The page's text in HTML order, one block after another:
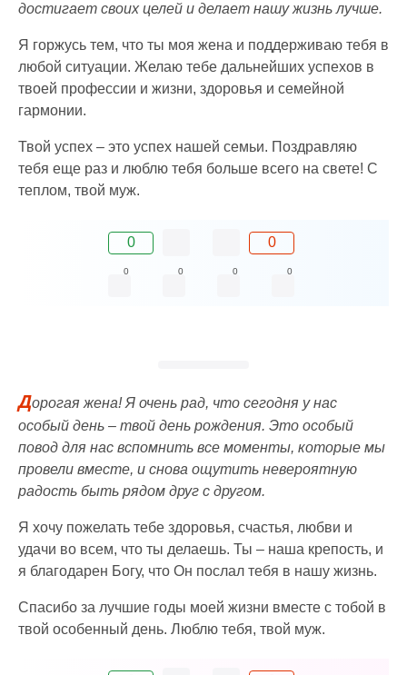
достигает своих целей и делает нашу жизнь лучше.
Я горжусь тем, что ты моя жена и поддерживаю тебя в
любой ситуации. Желаю тебе дальнейших успехов в
твоей профессии и жизни, здоровья и семейной
гармонии.
Твой успех – это успех нашей семьи. Поздравляю
тебя еще раз и люблю тебя больше всего на свете! С
теплом, твой муж.
0 0
0 0 0 0
Дорогая жена! Я очень рад, что сегодня у нас
особый день – твой день рождения. Это особый
повод для нас вспомнить все моменты, которые мы
провели вместе, и снова ощутить невероятную
радость быть рядом друг с другом.
Я хочу пожелать тебе здоровья, счастья, любви и
удачи во всем, что ты делаешь. Ты – наша крепость, и
я благодарен Богу, что Он послал тебя в нашу жизнь.
Спасибо за лучшие годы моей жизни вместе с тобой в
твой особенный день. Люблю тебя, твой муж.